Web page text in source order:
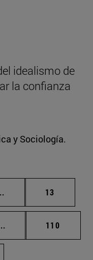
idealismo de
la confianza
y Sociología.
Páginas intermedias
Página
13
Páginas intermedias
Página
110